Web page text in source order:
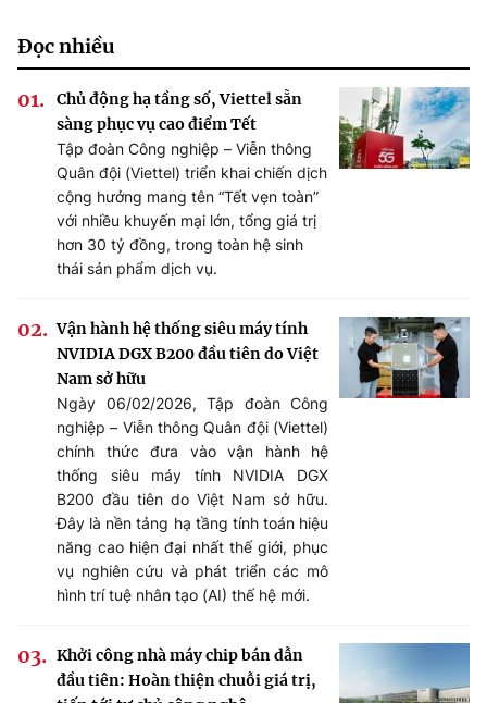
Đọc nhiều
Chủ động hạ tầng số, Viettel sẵn
sàng phục vụ cao điểm Tết
Tập đoàn Công nghiệp – Viễn thông
Quân đội (Viettel) triển khai chiến dịch
cộng hưởng mang tên “Tết vẹn toàn”
với nhiều khuyến mại lớn, tổng giá trị
hơn 30 tỷ đồng, trong toàn hệ sinh
thái sản phẩm dịch vụ.
Vận hành hệ thống siêu máy tính
NVIDIA DGX B200 đầu tiên do Việt
Nam sở hữu
Ngày 06/02/2026, Tập đoàn Công
nghiệp – Viễn thông Quân đội (Viettel)
chính thức đưa vào vận hành hệ
thống siêu máy tính NVIDIA DGX
B200 đầu tiên do Việt Nam sở hữu.
Đây là nền tảng hạ tầng tính toán hiệu
năng cao hiện đại nhất thế giới, phục
vụ nghiên cứu và phát triển các mô
hình trí tuệ nhân tạo (AI) thế hệ mới.
Khởi công nhà máy chip bán dẫn
đầu tiên: Hoàn thiện chuỗi giá trị,